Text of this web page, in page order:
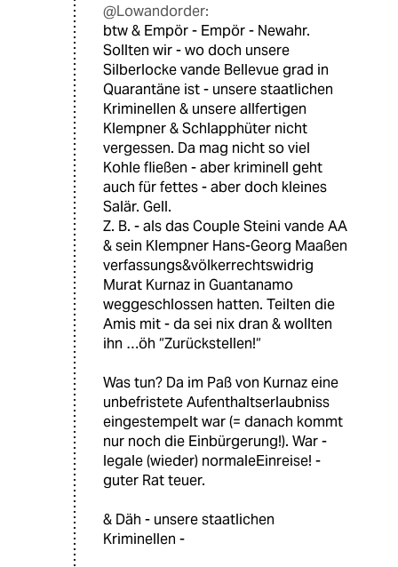
@Lowandorder:
btw & Empör - Empör - Newahr.
Sollten wir - wo doch unsere
Silberlocke vande Bellevue grad in
Quarantäne ist - unsere staatlichen
Kriminellen & unsere allfertigen
Klempner & Schlapphüter nicht
vergessen. Da mag nicht so viel
Kohle fließen - aber kriminell geht
auch für fettes - aber doch kleines
Salär. Gell.
Z. B. - als das Couple Steini vande AA
& sein Klempner Hans-Georg Maaßen
verfassungs&völkerrechtswidrig
Murat Kurnaz in Guantanamo
weggeschlossen hatten. Teilten die
Amis mit - da sei nix dran & wollten
ihn …öh “Zurückstellen!“
Was tun? Da im Paß von Kurnaz eine
unbefristete Aufenthaltserlaubniss
eingestempelt war (= danach kommt
nur noch die Einbürgerung!). War -
legale (wieder) normaleEinreise! -
guter Rat teuer.
& Däh - unsere staatlichen
Kriminellen -